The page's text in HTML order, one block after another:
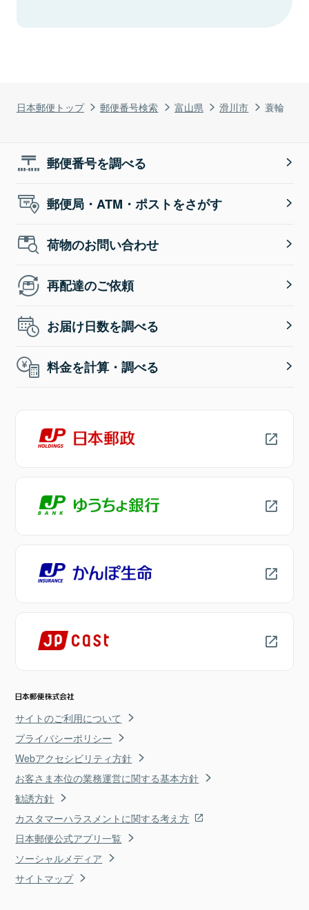
日本郵便トップ 郵便番号検索 富山県 滑川市 蓑輪
郵便番号を調べる
郵便局・ATM・ポストをさがす
荷物のお問い合わせ
再配達のご依頼
お届け日数を調べる
料金を計算・調べる
サイトのご利用について
プライバシーポリシー
Webアクセシビリティ方針
お客さま本位の業務運営に関する基本方針
勧誘方針
カスタマーハラスメントに関する考え方
日本郵便公式アプリ一覧
ソーシャルメディア
サイトマップ